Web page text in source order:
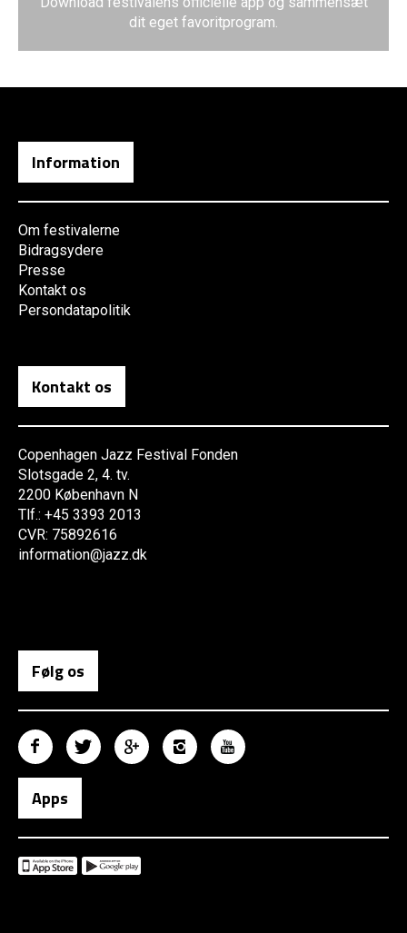
dit eget favoritprogram.
Information
Om festivalerne
Bidragsydere
Presse
Kontakt os
Persondatapolitik
Kontakt os
Copenhagen Jazz Festival Fonden
Slotsgade 2, 4. tv.
2200 København N
Tlf.: +45 3393 2013
CVR: 75892616
information@jazz.dk
Følg os
Apps